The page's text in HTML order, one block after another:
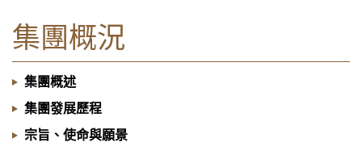
集團概況
集團概述
集團發展歷程
宗旨、使命與願景